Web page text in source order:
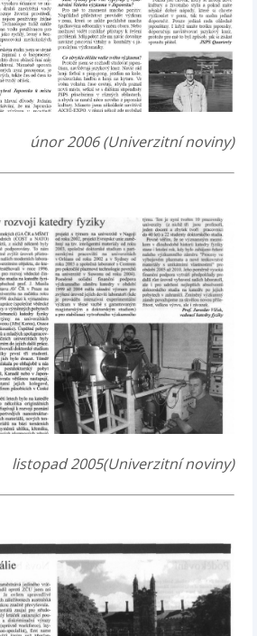
únor 2006 (Univerzitní noviny)
listopad 2005(Univerzitní noviny)